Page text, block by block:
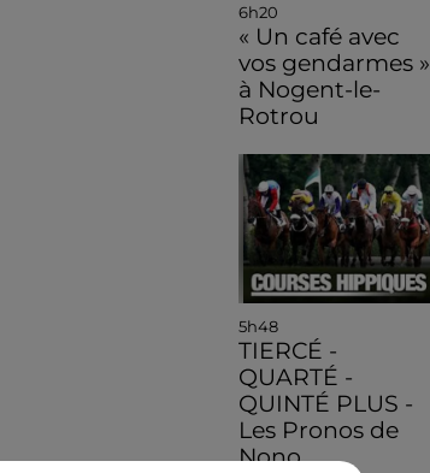
6h20
« Un café avec
vos gendarmes »
à Nogent-le-
Rotrou
5h48
TIERCÉ -
QUARTÉ -
QUINTÉ PLUS -
Les Pronos de
Nono